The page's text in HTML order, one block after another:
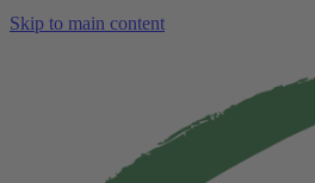
Skip to main content